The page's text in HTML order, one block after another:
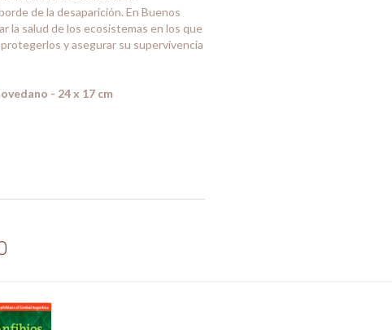
de la desaparición. En Buenos
la salud de los ecosistemas en los que
y asegurar su supervivencia
- 24 x 17 cm